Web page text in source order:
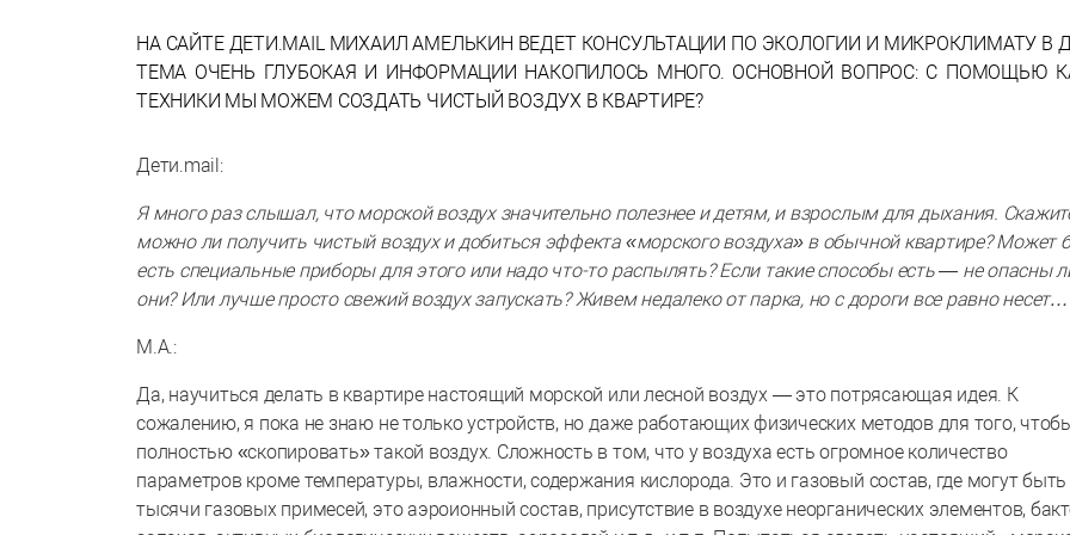
НА САЙТЕ ДЕТИ.MAIL МИХАИЛ АМЕЛЬКИН ВЕДЕТ КОНСУЛЬТАЦИИ ПО ЭКОЛОГИИ И МИКРОКЛИМАТУ В
ТЕМА ОЧЕНЬ ГЛУБОКАЯ И ИНФОРМАЦИИ НАКОПИЛОСЬ МНОГО. ОСНОВНОЙ ВОПРОС: С ПОМОЩЬЮ
ТЕХНИКИ МЫ МОЖЕМ СОЗДАТЬ ЧИСТЫЙ ВОЗДУХ В КВАРТИРЕ?
Дети.mail:
Я много раз слышал, что морской воздух значительно полезнее и детям, и взрослым для дыхания.
можно ли получить чистый воздух и добиться эффекта «морского воздуха» в обычной квартире? Может
есть специальные приборы для этого или надо что-то распылять? Если такие способы есть — не опасны
они? Или лучше просто свежий воздух запускать? Живем недалеко от парка, но с дороги все равно несет…
М.А.:
Да, научиться делать в квартире настоящий морской или лесной воздух — это потрясающая идея. К
сожалению, я пока не знаю не только устройств, но даже работающих физических методов для того,
полностью «скопировать» такой воздух. Сложность в том, что у воздуха есть огромное количество
параметров кроме температуры, влажности, содержания кислорода. Это и газовый состав, где могут быть
тысячи газовых примесей, это аэроионный состав, присутствие в воздухе неорганических элементов,